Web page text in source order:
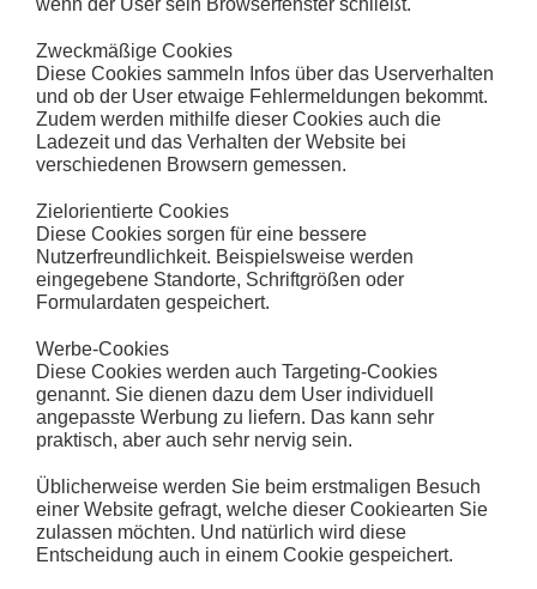
Zweckmäßige Cookies
Diese Cookies sammeln Infos über das Userverhalten
und ob der User etwaige Fehlermeldungen bekommt.
Zudem werden mithilfe dieser Cookies auch die
Ladezeit und das Verhalten der Website bei
verschiedenen Browsern gemessen.
Zielorientierte Cookies
Diese Cookies sorgen für eine bessere
Nutzerfreundlichkeit. Beispielsweise werden
eingegebene Standorte, Schriftgrößen oder
Formulardaten gespeichert.
Werbe-Cookies
Diese Cookies werden auch Targeting-Cookies
genannt. Sie dienen dazu dem User individuell
angepasste Werbung zu liefern. Das kann sehr
praktisch, aber auch sehr nervig sein.
Üblicherweise werden Sie beim erstmaligen Besuch
einer Website gefragt, welche dieser Cookiearten Sie
zulassen möchten. Und natürlich wird diese
Entscheidung auch in einem Cookie gespeichert.